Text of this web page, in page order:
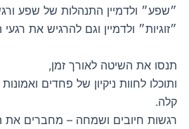
״שפע״ ולדמיין התנהלות של שפע
״זוגיות״ ולדמיין וגם להרגיש את
תנסו את השיטה לאורך זמן,
ותוכלו לחוות ניקיון של פחדים
קלה.
רגשות חיובים ושמחה – מחברים את